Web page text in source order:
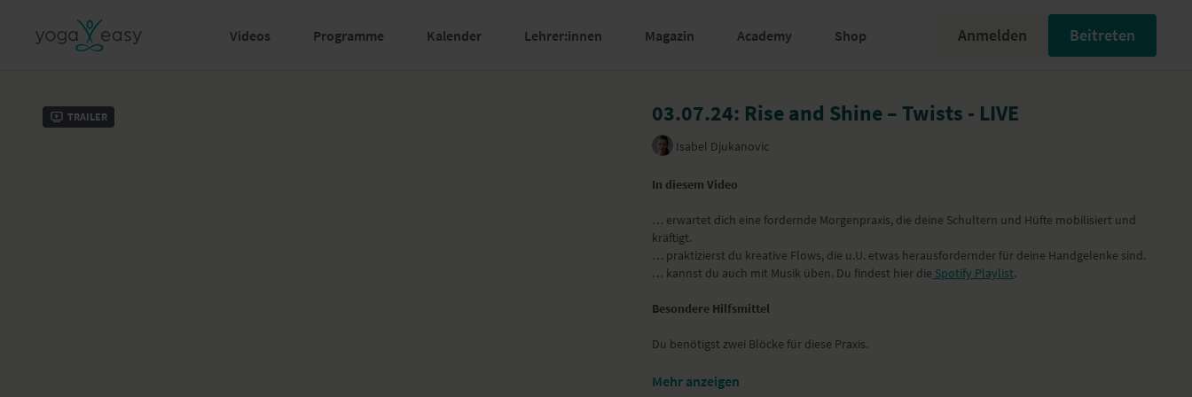
Videos Programme Kalender Lehrer:innen Magazin Academy Shop Anmelden Beitreten
Trailer 03.07.24: Rise and Shine – Twists - LIVE
Isabel Djukanovic
In diesem Video
… erwartet dich eine fordernde Morgenpraxis, die deine Schultern und Hüfte mobilisiert und
kräftigt.
… praktizierst du kreative Flows, die u.U. etwas herausfordernder für deine Handgelenke sind.
… kannst du auch mit Musik üben. Du findest hier die Spotify Playlist.
Besondere Hilfsmittel
Du benötigst zwei Blöcke für diese Praxis.
Yoga-Übungen (Asanas)
Mehr anzeigen